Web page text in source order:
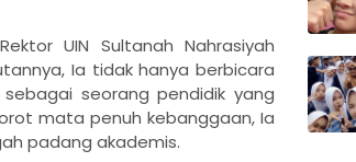
UIN Sultanah Nahrasiyah
Ia tidak hanya berbicara
seorang pendidik yang
mata penuh kebanggaan, Ia
padang akademis.